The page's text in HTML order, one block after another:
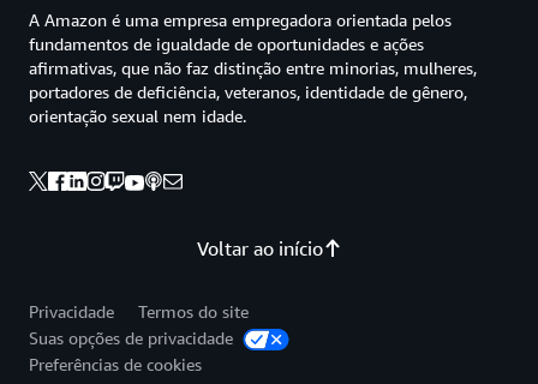
Voltar ao início
A Amazon é uma empresa empregadora orientada pelos
fundamentos de igualdade de oportunidades e ações
afirmativas, que não faz distinção entre minorias, mulheres,
portadores de deficiência, veteranos, identidade de gênero,
orientação sexual nem idade.
Privacidade
Termos do site
Suas opções de privacidade
Preferências de cookies